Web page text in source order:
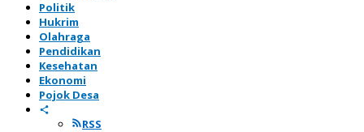
Politik
Hukrim
Olahraga
Pendidikan
Kesehatan
Ekonomi
Pojok Desa
RSS